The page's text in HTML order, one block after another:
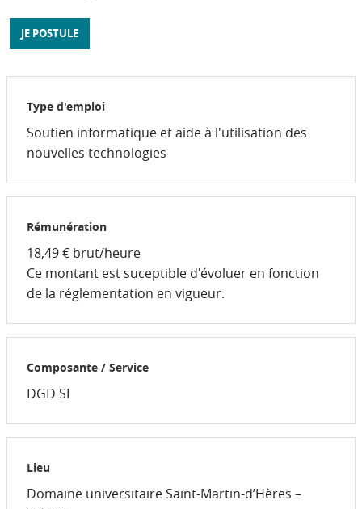
JE POSTULE
Type d'emploi
Soutien informatique et aide à l'utilisation des
nouvelles technologies
Rémunération
18,49 € brut/heure
Ce montant est suceptible d'évoluer en fonction
de la réglementation en vigueur.
Composante / Service
DGD SI
Lieu
Domaine universitaire Saint-Martin-d’Hères –